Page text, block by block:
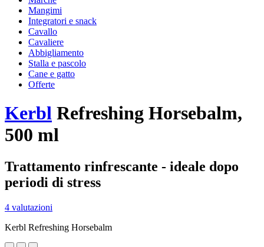
Mangimi
Integratori e snack
Cavallo
Cavaliere
Abbigliamento
Stalla e pascolo
Cane e gatto
Offerte
Kerbl Refreshing Horsebalm,
500 ml
Trattamento rinfrescante - ideale dopo
periodi di stress
4 valutazioni
Kerbl Refreshing Horsebalm